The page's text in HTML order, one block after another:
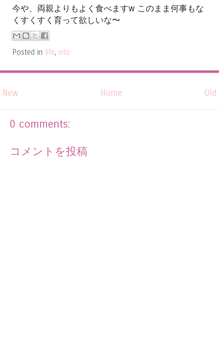
今や、両親よりもよく食べますw このまま何事もな
くすくすく育って欲しいな〜
Posted in life, oto
New Old
Home
0 comments:
コメントを投稿